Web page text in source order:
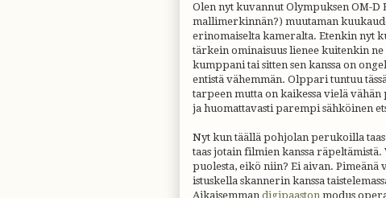
Olen nyt kuvannut Olympuksen OM-
mallimerkinnän?) muutaman
erinomaiselta kameralta. Etenkin nyt
tärkein ominaisuus lienee kuitenkin
kumppani tai sitten sen kanssa on
entistä vähemmän. Olppari tuntuu
tarpeen mutta on kaikessa vielä
ja huomattavasti parempi sähköinen
Nyt kun täällä pohjolan perukoilla
taas jotain filmien kanssa
puolesta, eikö niin? Ei aivan.
istuskella skannerin kanssa
Aikaisemman digipaaston modus